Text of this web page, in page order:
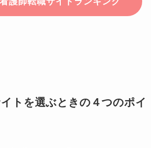
トを選ぶときの４つのポイ